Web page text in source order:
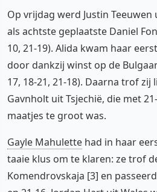
Op vrijdag werd Justin
als achtste geplaatste Daniel
10, 21-19). Alida kwam haar
door dankzij winst op de
17, 18-21, 21-18). Daarna trof
Gavnholt uit Tsjechië, die met
maatjes te groot was.
Gayle Mahulette had in haar
taaie klus om te klaren: ze trof
Komendrovskaja [3] en